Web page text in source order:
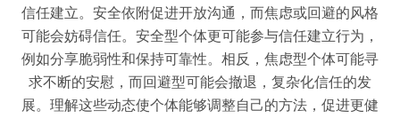
信任建立。安全依附促进开放沟通，而焦虑或回避的风格
可能会妨碍信任。安全型个体更可能参与信任建立行为，
例如分享脆弱性和保持可靠性。相反，焦虑型个体可能寻
求不断的安慰，而回避型可能会撤退，复杂化信任的发
展。理解这些动态使个体能够调整自己的方法，促进更健